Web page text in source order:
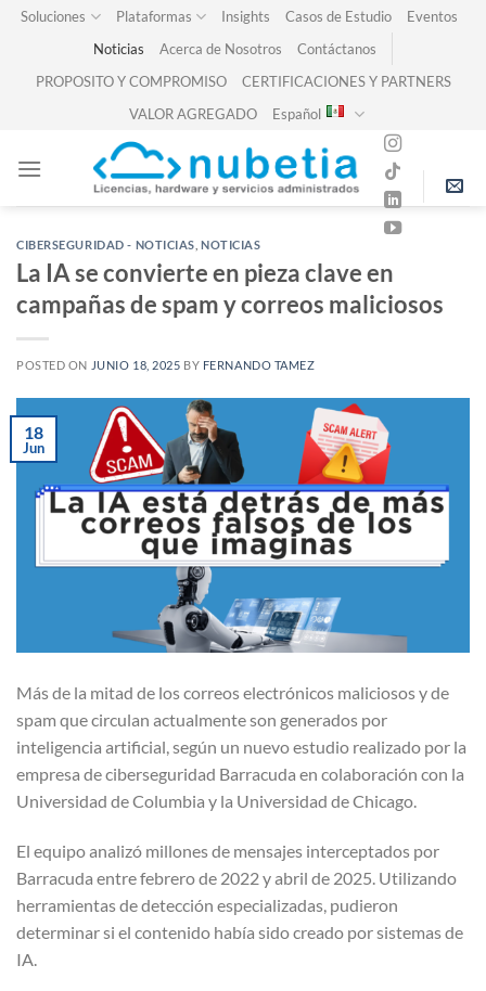
SkipSoluciones Plataformas Insights Casos de Estudio
Eventos
Noticias
Acerca de Nosotros
Contáctanos
PROPOSITO Y COMPROMISO
CERTIFICACIONES Y PARTNERS
VALOR AGREGADO
Español
CIBERSEGURIDAD - NOTICIAS ,NOTICIAS
La IA se convierte en pieza clave en
campañas de spam y correos maliciosos
POSTED ON JUNIO 18, 2025 BY FERNANDO TAMEZ
18
Jun
Más de la mitad de los correos electrónicos maliciosos y de
spam que circulan actualmente son generados por
inteligencia artificial, según un nuevo estudio realizado por la
empresa de ciberseguridad Barracuda en colaboración con la
Universidad de Columbia y la Universidad de Chicago.
El equipo analizó millones de mensajes interceptados por
Barracuda entre febrero de 2022 y abril de 2025. Utilizando
herramientas de detección especializadas, pudieron
determinar si el contenido había sido creado por sistemas de
IA.